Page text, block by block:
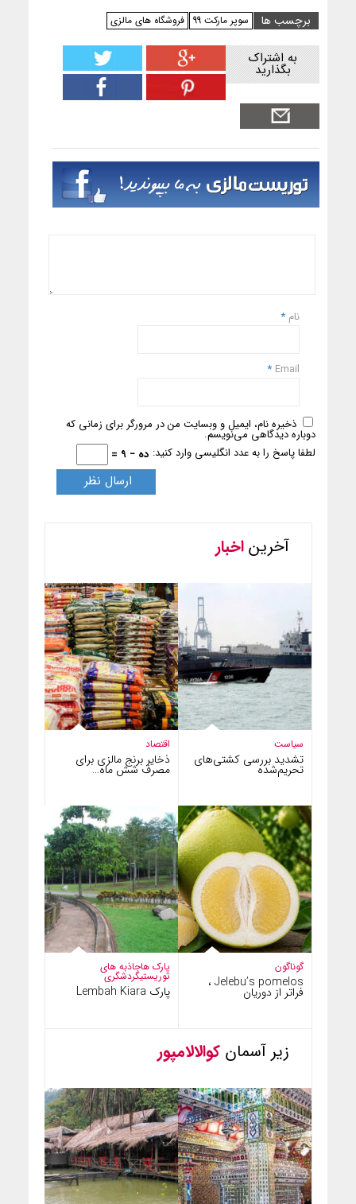
برچسب ها
سوپر مارکت 99 فروشگاه های مالزی
به اشتراک
بگذارید
نام *
Email
*
ذخیره نام، ایمیل و وبسایت من در مرورگر برای زمانی که
دوباره دیدگاهی می‌نویسم.
لطفا پاسخ را به عدد انگلیسی وارد کنید: ده − 9 =
آخریناخبار
اقتصاد
ذخایر برنج مالزی برای
مصرف شش ماه…
سیاست
تشدید بررسی کشتی‌های
تحریم‌شده
پارک هاجاذبه های
توریستیگردشگری
پارک Lembah Kiara
گوناگون
Jelebu’s pomelos ،
فراتر از دوریان
زیر آسمان کوالالامپور